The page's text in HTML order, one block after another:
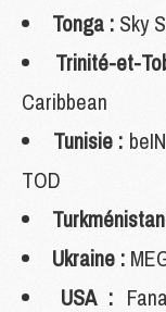
Tonga : Sky
Trinité-et-
Caribbean
Tunisie :
TOD
Ukraine :
USA :